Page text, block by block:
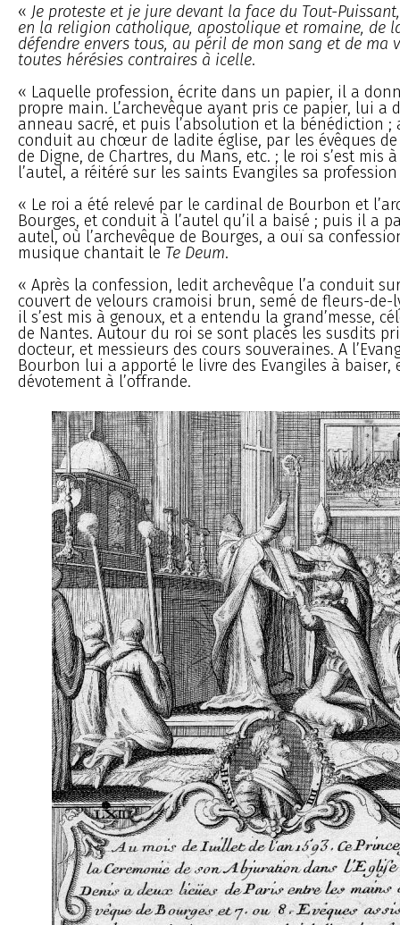
« Je proteste et je jure devant la face du Tout-
en la religion catholique, apostolique et romaine, de
défendre envers tous, au péril de mon sang et de ma
toutes hérésies contraires à icelle.
« Laquelle profession, écrite dans un papier, il a
propre main. L’archevêque ayant pris ce papier, lui a
anneau sacré, et puis l’absolution et la bénédiction ;
conduit au chœur de ladite église, par les évêques de
de Digne, de Chartres, du Mans, etc. ; le roi s’est mis
l’autel, a réitéré sur les saints Evangiles sa
« Le roi a été relevé par le cardinal de Bourbon et
Bourges, et conduit à l’autel qu’il a baisé ; puis il a
autel, où l’archevêque de Bourges, a ouï sa
musique chantait le Te Deum.
« Après la confession, ledit archevêque l’a conduit
couvert de velours cramoisi brun, semé de fleurs-de-
il s’est mis à genoux, et a entendu la grand’messe,
de Nantes. Autour du roi se sont placés les susdits
docteur, et messieurs des cours souveraines. A
Bourbon lui a apporté le livre des Evangiles à baiser,
dévotement à l’offrande.